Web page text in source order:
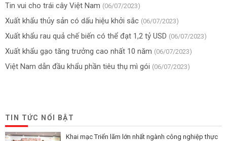
Tin vui cho trái cây Việt Nam (06/07/2023)
Xuất khẩu thủy sản có dấu hiệu khởi sắc (06/07/2023)
Xuất khẩu rau quả chế biến có thể đạt 1,2 tỷ USD (06/07/2023)
Xuất khẩu gạo tăng trưởng cao nhất 10 năm (06/07/2023)
Việt Nam dẫn đầu khẩu phần tiêu thụ mì gói (06/07/2023)
TIN TỨC NỔI BẬT
Khai mạc Triển lãm lớn nhất ngành công nghiệp thực